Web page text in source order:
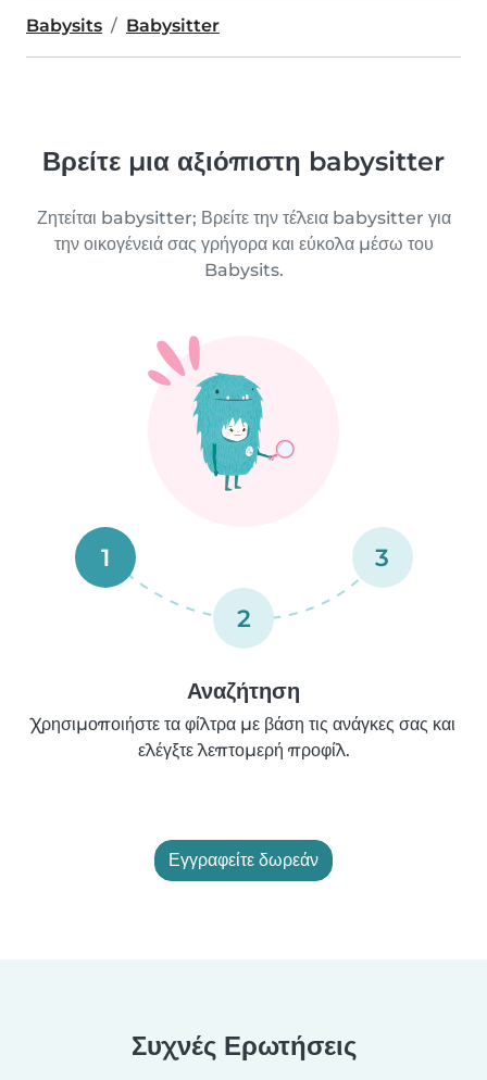
Babysits Babysitter
Βρείτε μια αξιόπιστη babysitter
Ζητείται babysitter; Βρείτε την τέλεια babysitter για
την οικογένειά σας γρήγορα και εύκολα μέσω του
Babysits.
1
2
3
Αναζήτηση
Χρησιμοποιήστε τα φίλτρα με βάση τις ανάγκες σας και
ελέγξτε λεπτομερή προφίλ.
Εγγραφείτε δωρεάν
Συχνές Ερωτήσεις